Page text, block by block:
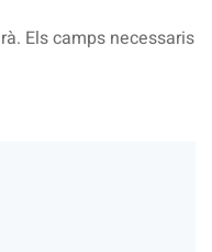
Els camps necessaris